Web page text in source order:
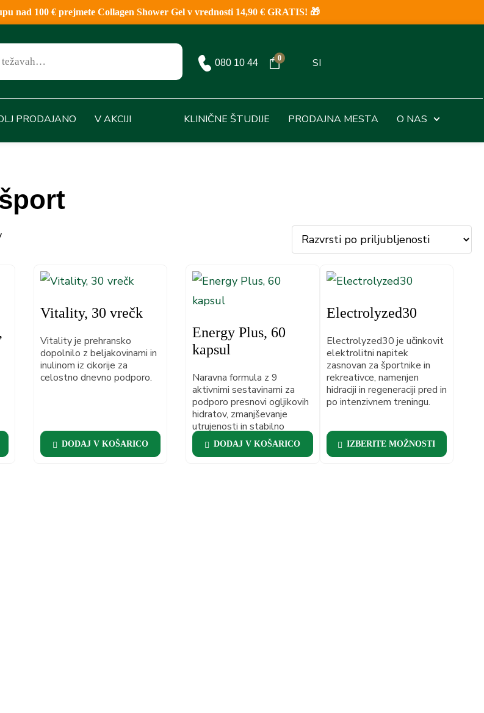
nad 100 € prejmete Collagen Shower Gel v vrednosti 14,90 € GRATIS! 🎁
080 10 44 0 SI
PRODAJANO V AKCIJI KLINIČNE ŠTUDIJE PRODAJNA MESTA O NAS
Vitality, 30 vrečk
Vitality je prehransko
dopolnilo z beljakovinami in
inulinom iz cikorije za
celostno dnevno podporo.
DODAJ V KOŠARICO
Energy Plus, 60
kapsul
Naravna formula z 9
aktivnimi sestavinami za
podporo presnovi ogljikovih
hidratov, zmanjševanje
utrujenosti in stabilno
energijo skozi dan.
DODAJ V KOŠARICO
Electrolyzed30
Electrolyzed30 je učinkovit
elektrolitni napitek
zasnovan za športnike in
rekreativce, namenjen
hidraciji in regeneraciji pred in
po intenzivnem treningu.
IZBERITE MOŽNOSTI